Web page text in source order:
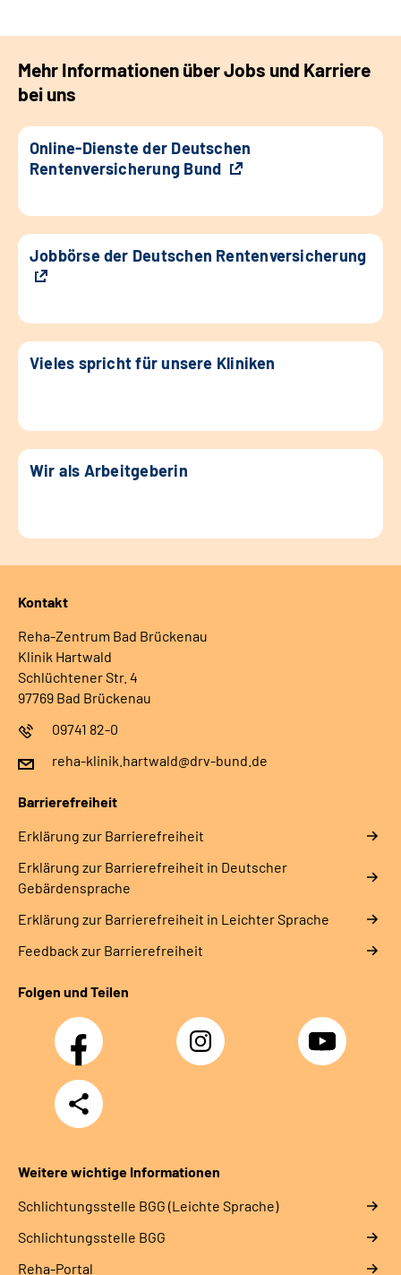
Mehr Informationen über Jobs und Karriere
bei uns
Online-Dienste der Deutschen
Rentenversicherung Bund
Jobbörse der Deutschen Rentenversicherung
Vieles spricht für unsere Kliniken
Wir als Arbeitgeberin
Kontakt
Reha-Zentrum Bad Brückenau
Klinik Hartwald
Schlüchtener Str. 4
97769 Bad Brückenau
09741 82-0
reha-klinik.hartwald@drv-bund.de
Barrierefreiheit
Erklärung zur Barrierefreiheit
Erklärung zur Barrierefreiheit in Deutscher
Gebärdensprache
Erklärung zur Barrierefreiheit in Leichter Sprache
Feedback zur Barrierefreiheit
Folgen und Teilen
Facebook Instagram YouTube
Teilen
Weitere wichtige Informationen
Schlich­tungs­stel­le BGG (Leichte Sprache)
Schlich­tungs­stel­le BGG
Reha-Portal